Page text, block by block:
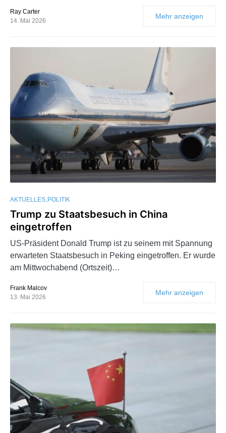
Ray Carter
14. Mai 2026
Mehr anzeigen
AKTUELLES POLITIK
Trump zu Staatsbesuch in China
eingetroffen
US-Präsident Donald Trump ist zu seinem mit Spannung
erwarteten Staatsbesuch in Peking eingetroffen. Er wurde
am Mittwochabend (Ortszeit)…
Frank Malcov
13. Mai 2026
Mehr anzeigen